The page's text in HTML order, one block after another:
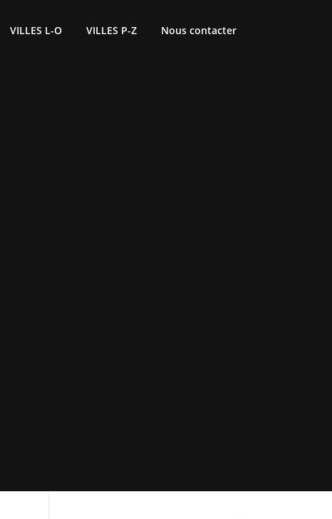
VILLES L-O VILLES P-Z Nous contacter